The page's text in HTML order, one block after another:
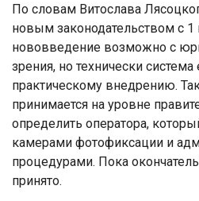
По словам Витослава
новым законодательством с 1
нововведение возможно с
зрения, но технически
практическому внедрению.
принимается на уровне
определить оператора,
камерами фотофиксации и
процедурами. Пока
принято.